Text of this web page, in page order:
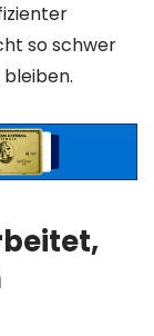
so schwer